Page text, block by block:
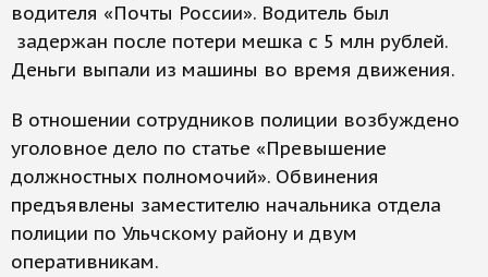
водителя «Почты России». Водитель был
задержан после потери мешка с 5 млн рублей.
Деньги выпали из машины во время движения.
В отношении сотрудников полиции возбуждено
уголовное дело по статье «Превышение
должностных полномочий». Обвинения
предъявлены заместителю начальника отдела
полиции по Ульчскому району и двум
оперативникам.